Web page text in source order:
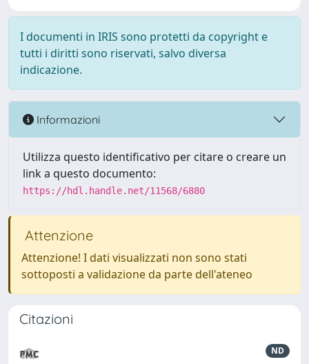
I documenti in IRIS sono protetti da copyright e
tutti i diritti sono riservati, salvo diversa
indicazione.
Informazioni
Utilizza questo identificativo per citare o creare un
link a questo documento:
https://hdl.handle.net/11568/6880
Attenzione
Attenzione! I dati visualizzati non sono stati
sottoposti a validazione da parte dell'ateneo
Citazioni
ND